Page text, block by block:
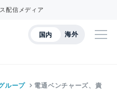
配信メディア
国内 海外
ループ 電通ベンチャーズ、責